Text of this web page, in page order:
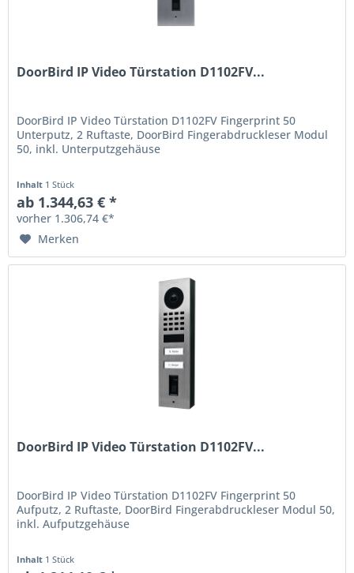
DoorBird IP Video Türstation D1102FV...
DoorBird IP Video Türstation D1102FV Fingerprint 50
Unterputz, 2 Ruftaste, DoorBird Fingerabdruckleser Modul
50, inkl. Unterputzgehäuse
Inhalt 1 Stück
ab 1.344,63 € *
vorher 1.306,74 €*
Merken
DoorBird IP Video Türstation D1102FV...
DoorBird IP Video Türstation D1102FV Fingerprint 50
Aufputz, 2 Ruftaste, DoorBird Fingerabdruckleser Modul 50,
inkl. Aufputzgehäuse
Inhalt 1 Stück